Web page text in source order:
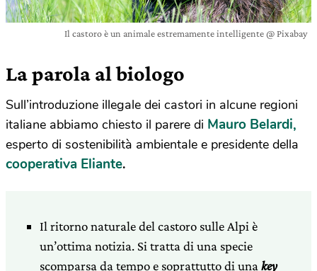
Il castoro è un animale estremamente intelligente @ Pixabay
La parola al biologo
Sull’introduzione illegale dei castori in alcune regioni
italiane abbiamo chiesto il parere di Mauro Belardi,
esperto di sostenibilità ambientale e presidente della
cooperativa Eliante.
Il ritorno naturale del castoro sulle Alpi è
un’ottima notizia. Si tratta di una specie
scomparsa da tempo e soprattutto di una key